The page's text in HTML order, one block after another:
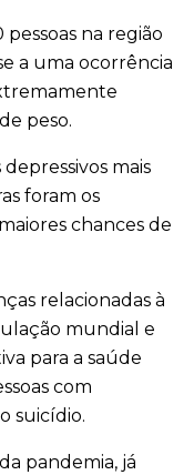
na região
a uma ocorrência
peso.
mais
foram os
chances de
relacionadas à
mundial e
para a saúde
com
suicídio.
pandemia, já